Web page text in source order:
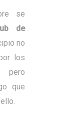
se
de
no
los
pero
que